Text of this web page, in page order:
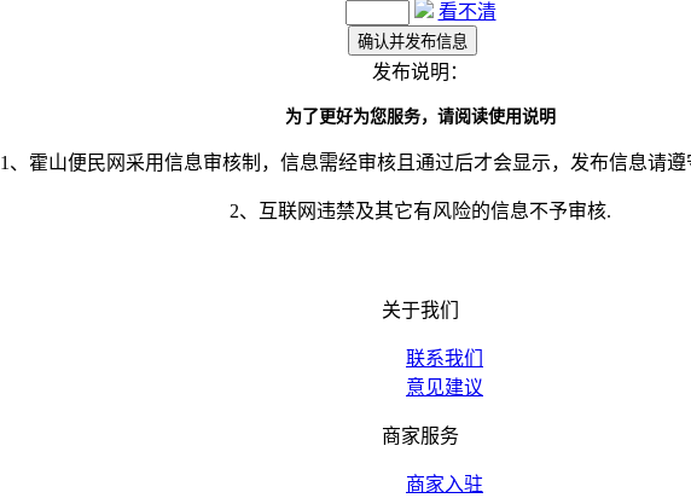
看不清
发布说明：
为了更好为您服务，请阅读使用说明
1、霍山便民网采用信息审核制，信息需经审核且通过后才会显示，发布信息请遵
2、互联网违禁及其它有风险的信息不予审核.
关于我们
联系我们
意见建议
商家服务
商家入驻